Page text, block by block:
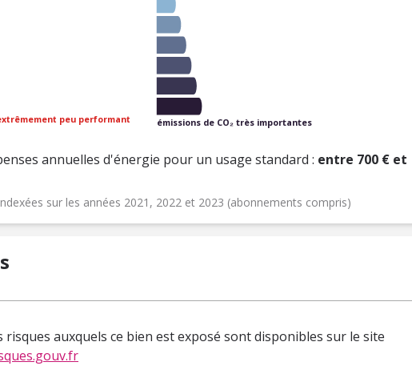
peu performant émissions de CO₂ très importantes
annuelles d'énergie pour un usage standard : entre 700 € et
sur les années 2021, 2022 et 2023 (abonnements compris)
auxquels ce bien est exposé sont disponibles sur le site